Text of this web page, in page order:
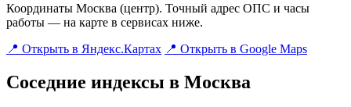
Координаты Москва (центр). Точный адрес ОПС и часы
работы — на карте в сервисах ниже.
📍 Открыть в Яндекс.Картах 📍 Открыть в Google Maps
Соседние индексы в Москва